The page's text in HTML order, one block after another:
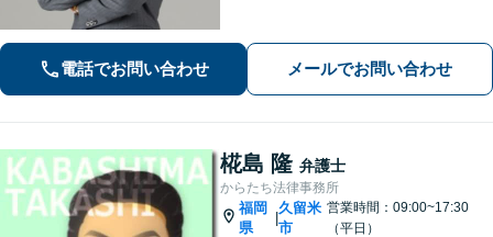
電話でお問い合わせ メールでお問い合わせ
椛島 隆 弁護士
からたち法律事務所
福岡
県
|
久留米
市
営業時間：09:00~17:30
（平日）